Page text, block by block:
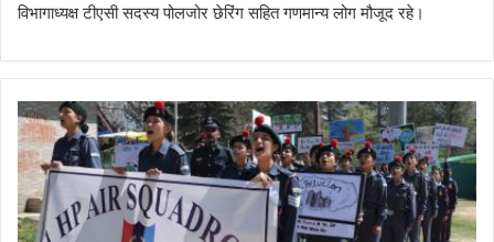
विभागाध्यक्ष टीएसी सदस्य पोलजोर छेरिंग सहित गणमान्य लोग मौजूद रहे।